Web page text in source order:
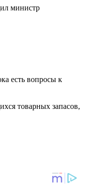
министр
есть вопросы к
товарных запасов,